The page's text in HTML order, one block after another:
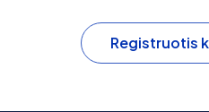
Registruotis